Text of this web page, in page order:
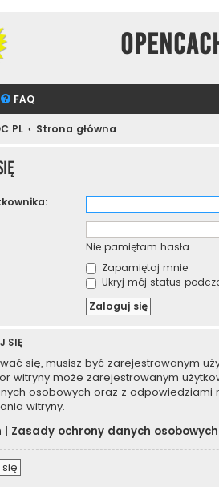
FAQ
PL Strona główna
Nie pamiętam hasła
Zapamiętaj mnie
Ukryj mój status
SIĘ
się, musisz być zarejestrowanym
witryny może zarejestrowanym
osobowych oraz z
witryny.
Zasady ochrony danych osobowych